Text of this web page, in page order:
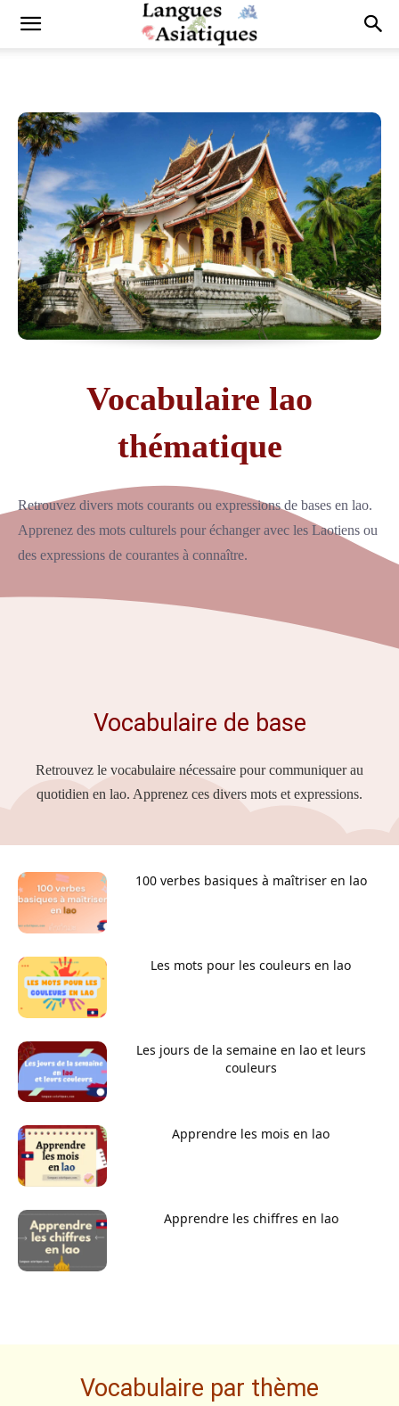
Vocabulaire lao
thématique
Retrouvez divers mots courants ou expressions de bases en lao.
Apprenez des mots culturels pour échanger avec les Laotiens ou
des expressions de courantes à connaître.
Vocabulaire de base
Retrouvez le vocabulaire nécessaire pour communiquer au
quotidien en lao. Apprenez ces divers mots et expressions.
100 verbes basiques à maîtriser en lao
Les mots pour les couleurs en lao
Les jours de la semaine en lao et leurs
couleurs
Apprendre les mois en lao
Apprendre les chiffres en lao
Vocabulaire par thème